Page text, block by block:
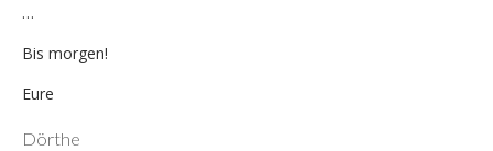
…
Bis morgen!
Eure
Dörthe